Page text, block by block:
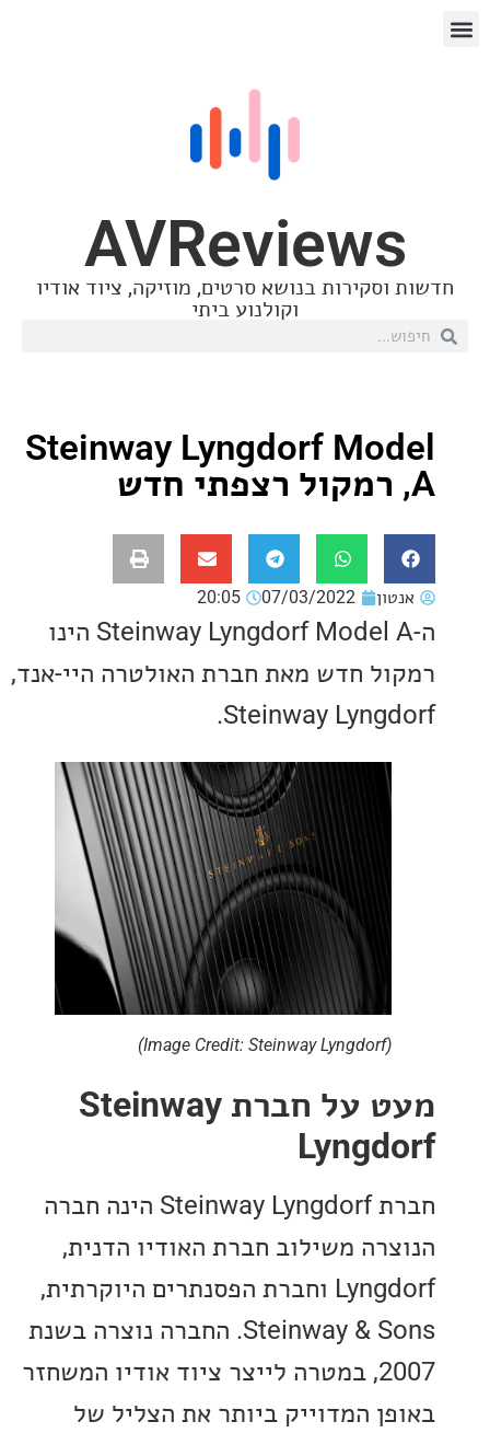
בנושא סרטים, מוזיקה, ציוד אודיו
וקולנוע ביתי
Steinway Lyngdorf
07/03/2022
20:05
ה-Steinway Lyngdorf Model A הינו
חדש מאת חברת האולטרה היי-אנד,
Steinway
מעט על חברת Steinway
חברת Steinway Lyngdorf הינה חברה
משילוב חברת האודיו הדנית,
Lyngdorf וחברת הפסנתרים היוקרתית,
Steinway & Sons. החברה נוצרה בשנת
2007, במטרה לייצר ציוד אודיו המשחזר
המדוייק ביותר את הצליל של